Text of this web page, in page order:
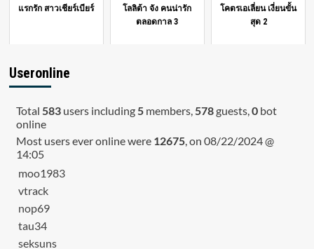
แรกรัก สาวเชียร์เบียร์
โลลิต้า จัง คนน่ารัก
ตลอดกาล 3
โคตรเอเลี่ยน เงี่ยนขั้น
สุด 2
Useronline
Total 583users including 5members, 578guests, 0bot
online
Most users ever online were 12675, on 08/22/2024 @
14:05
moo1983
vtrack
nop69
tau34
seksuns